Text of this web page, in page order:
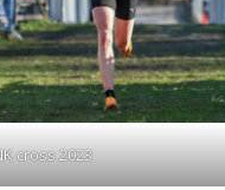
cross 2023